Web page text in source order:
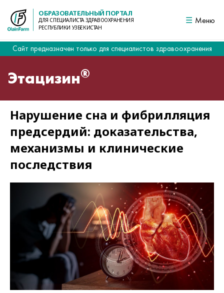
ОБРАЗОВАТЕЛЬНЫЙ ПОРТАЛ
ДЛЯ СПЕЦИАЛИСТА ЗДРАВООХРАНЕНИЯ
РЕСПУБЛИКИ УЗБЕКИСТАН
Меню
Сайт предназначен только для специалистов здравоохранения
Этацизин®
Нарушение сна и фибрилляция
предсердий: доказательства,
механизмы и клинические
последствия